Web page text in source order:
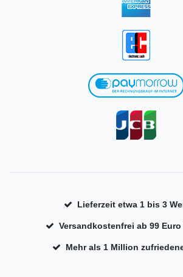
Lieferzeit etwa 1 bis 3
Versandkostenfrei ab 99 Euro
Mehr als 1 Million